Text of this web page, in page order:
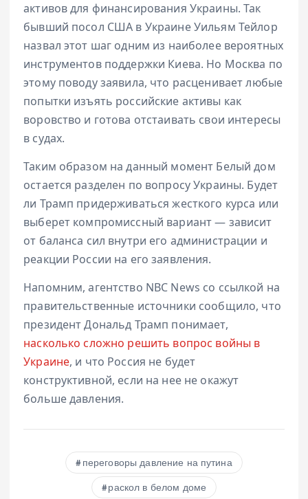
активов для финансирования Украины. Так
бывший посол США в Украине Уильям Тейлор
назвал этот шаг одним из наиболее вероятных
инструментов поддержки Киева. Но Москва по
этому поводу заявила, что расценивает любые
попытки изъять российские активы как
воровство и готова отстаивать свои интересы
в судах.
Таким образом на данный момент Белый дом
остается разделен по вопросу Украины. Будет
ли Трамп придерживаться жесткого курса или
выберет компромиссный вариант — зависит
от баланса сил внутри его администрации и
реакции России на его заявления.
Напомним, агентство NBC News со ссылкой на
правительственные источники сообщило, что
президент Дональд Трамп понимает,
насколько сложно решить вопрос войны в
Украине, и что Россия не будет
конструктивной, если на нее не окажут
больше давления.
переговоры давление на путина
раскол в белом доме